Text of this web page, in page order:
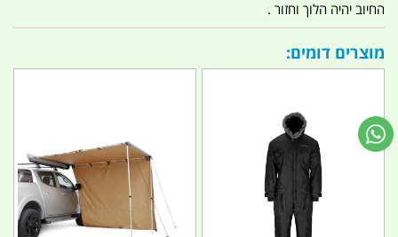
החיוב יהיה הלוך וחזור .
מוצרים דומים: